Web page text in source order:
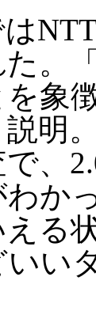
。
象
明
、
か
る
い